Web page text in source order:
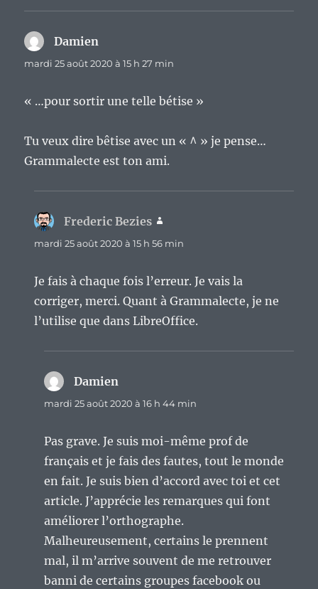
Damien
mardi 25 août 2020 à 15 h 27 min
« …pour sortir une telle bétise »
Tu veux dire bêtise avec un « ^ » je pense…
Grammalecte est ton ami.
Frederic Bezies
mardi 25 août 2020 à 15 h 56 min
Je fais à chaque fois l’erreur. Je vais la
corriger, merci. Quant à Grammalecte, je ne
l’utilise que dans LibreOffice.
Damien
mardi 25 août 2020 à 16 h 44 min
Pas grave. Je suis moi-même prof de
français et je fais des fautes, tout le monde
en fait. Je suis bien d’accord avec toi et cet
article. J’apprécie les remarques qui font
améliorer l’orthographe.
Malheureusement, certains le prennent
mal, il m’arrive souvent de me retrouver
banni de certains groupes facebook ou